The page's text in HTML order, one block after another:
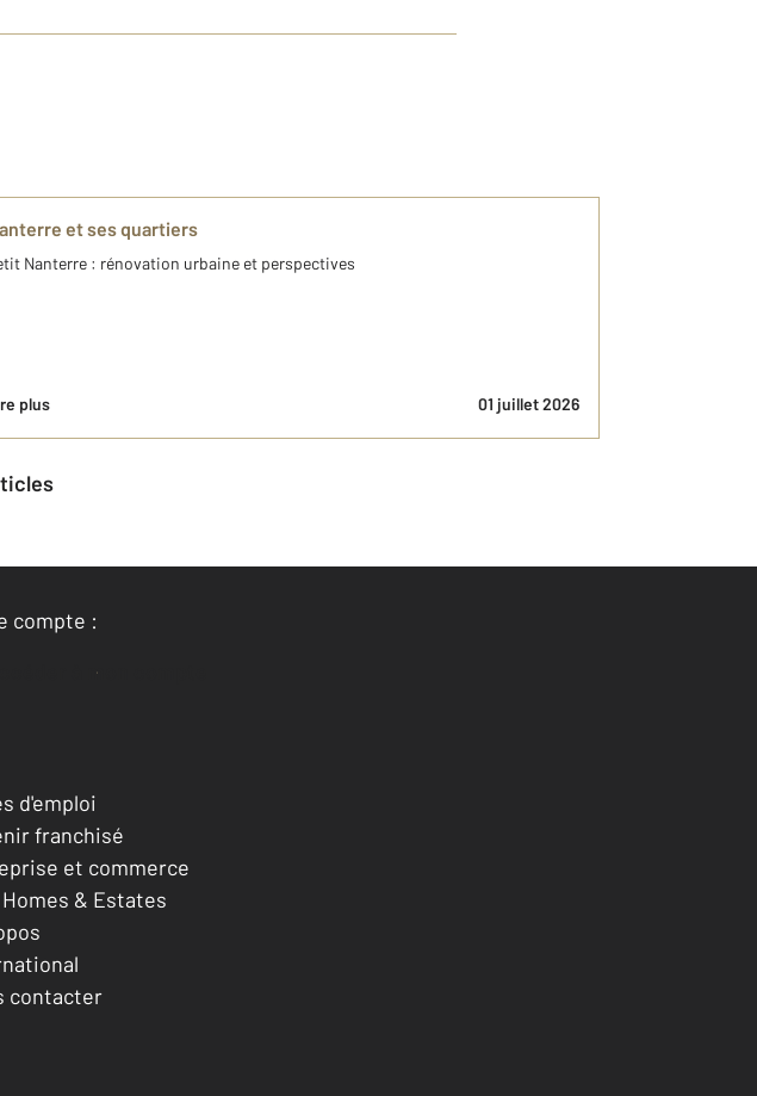
et ses quartiers
Nanterre : rénovation urbaine et perspectives
plus 01 juillet 2026
compte :
Accéder à mon compte
d'emploi
franchisé
et commerce
& Estates
contacter